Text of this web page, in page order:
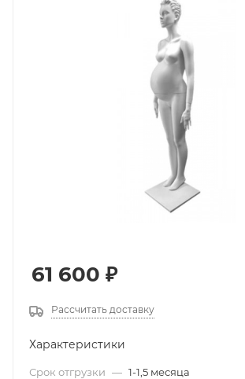
61 600 ₽
Рассчитать доставку
Характеристики
Срок отгрузки — 1-1,5 месяца